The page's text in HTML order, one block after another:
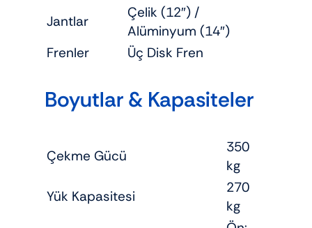
Jantlar
Çelik (12″) /
Alüminyum (14″)
Frenler
Üç Disk Fren
Boyutlar & Kapasiteler
Çekme Gücü
350
kg
Yük Kapasitesi
270
kg